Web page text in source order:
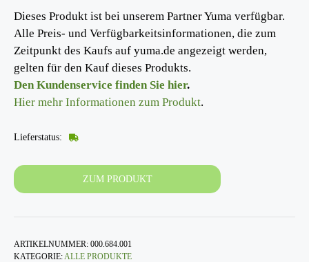
Dieses Produkt ist bei unserem Partner Yuma verfügbar.
Alle Preis- und Verfügbarkeitsinformationen, die zum
Zeitpunkt des Kaufs auf yuma.de angezeigt werden,
gelten für den Kauf dieses Produkts.
Den Kundenservice finden Sie hier.
Hier mehr Informationen zum Produkt.
Lieferstatus:
ZUM PRODUKT
ARTIKELNUMMER: 000.684.001
KATEGORIE:ALLE PRODUKTE